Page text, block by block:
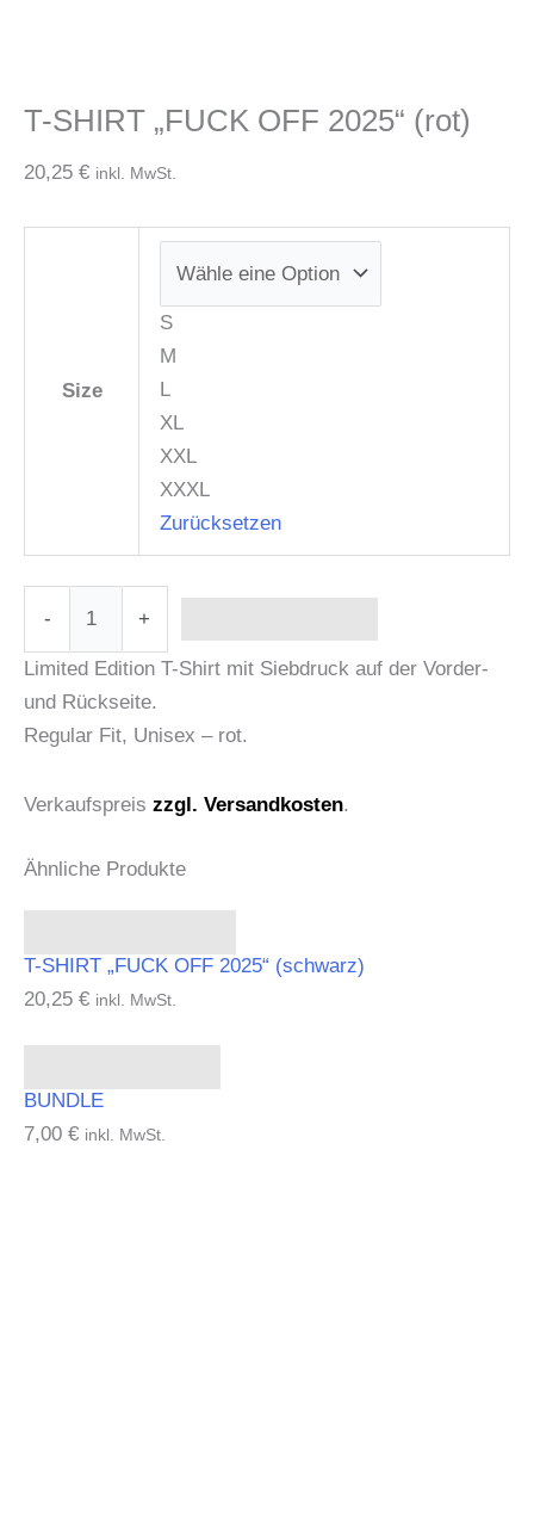
T-SHIRT „FUCK OFF 2025“ (rot)
20,25 € inkl. MwSt.
Size
S
M
L
XL
XXL
XXXL
Zurücksetzen
-
OFF
(rot)
+
Limited Edition T-Shirt mit Siebdruck auf der Vorder-
und Rückseite.
Regular Fit, Unisex – rot.
Verkaufspreis zzgl. Versandkosten.
Ähnliche Produkte
T-SHIRT „FUCK OFF 2025“ (schwarz)
20,25 € inkl. MwSt.
BUNDLE
7,00 € inkl. MwSt.